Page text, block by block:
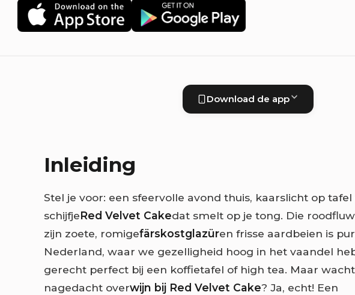
Download de app
Inleiding
Stel je voor: een sfeervolle avond thuis, kaarslicht op tafel
schijfjeRed Velvet Cakedat smelt op je tong. Die
zijn zoete, romigefärskostglazüren frisse aardbeien is
Nederland, waar we gezelligheid hoog in het vaandel
gerecht perfect bij een koffietafel of high tea. Maar
nagedacht overwijn bij Red Velvet Cake? Ja, echt! Een